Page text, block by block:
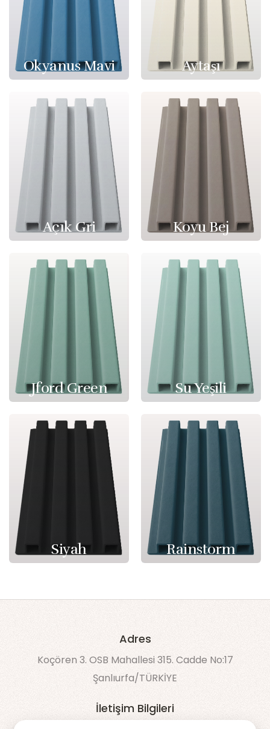
Okyanus Mavi Aytaşı
Açık Gri Koyu Bej
Jford Green Su Yeşili
Siyah Rainstorm
Adres
Koçören 3. OSB Mahallesi 315. Cadde No:17
Şanlıurfa/TÜRKİYE
İletişim Bilgileri